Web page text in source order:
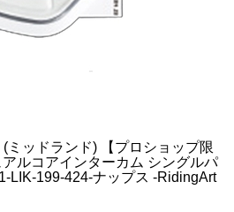
ミッドランド) 【プロショップ限
ルコアインターカム シングルパ
LIK-199-424-ナップス -RidingArt